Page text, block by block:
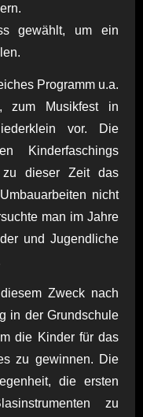
gewählt, um ein
Programm u.a.
zum Musikfest in
vor. Die
Kinderfaschings
zu dieser Zeit das
nicht
man im Jahre
und Jugendliche
Zweck nach
in der Grundschule
die Kinder für das
zu gewinnen. Die
die ersten
zu